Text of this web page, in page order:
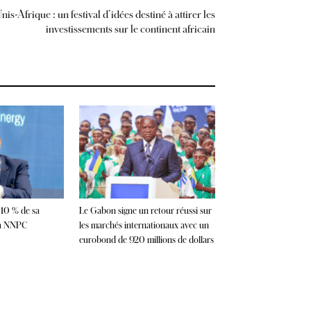
Afrique : un festival d’idées destiné à attirer les
investissements sur le continent africain
% de sa
NNPC
Le Gabon signe un retour réussi sur
les marchés internationaux avec un
eurobond de 920 millions de dollars